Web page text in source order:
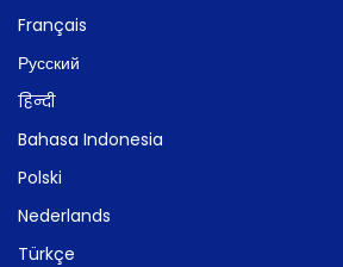
Français
Русский
हिन्दी
Bahasa Indonesia
Polski
Nederlands
Türkçe